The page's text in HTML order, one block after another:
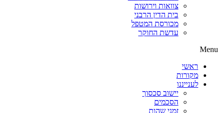
צוואות וירושות
בית הדין הרבני
מכורסת המטפל
עדשת החוקר
Menu
ראשי
מקורות
לענייננו
יישוב סכסוך
הסכמים
זמני שהות